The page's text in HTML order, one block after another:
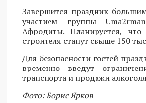
Завершится праздник
участием группы
Афродиты. Планируется,
строителя станут свыше 150
Для безопасности гостей
временно введут
транспорта и продажи
Фото: Борис Ярков